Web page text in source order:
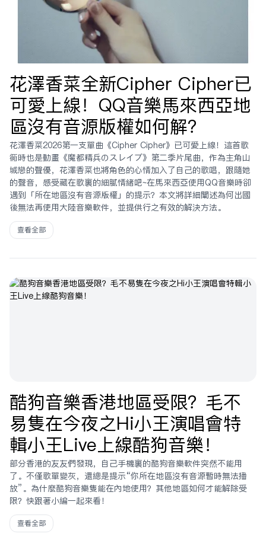
花澤香菜全新Cipher Cipher已
可愛上線！QQ音樂馬來西亞地
區沒有音源版權如何解？
花澤香菜2026第一支單曲《Cipher Cipher》已可愛上線！這首歌
同時也是動畫《魔都精兵のスレイブ》第二季片尾曲，作為主角山
城戀的聲優，花澤香菜也將角色的心情加入了自己的歌唱，跟隨她
的聲音，感受藏在歌裏的細膩情緒吧~在馬來西亞使用QQ音樂時卻
遇到「所在地區沒有音源版權」的提示？本文將詳細闡述為何出國
後無法再使用大陸音樂軟件，並提供行之有效的解決方法。
查看全部
酷狗音樂香港地區受限？毛不
易只在今夜之Hi小王演唱會特
輯小王Live上線酷狗音樂！
部分香港的友友們發現，自己手機裏的酷狗音樂軟件突然不能用
了。不僅歌單變灰，還總是提示“你所在地區沒有音源暫時無法播
放”。為什麼酷狗音樂只能在內地使用？其他地區如何才能解除受
限？快跟着小編一起來看！
查看全部